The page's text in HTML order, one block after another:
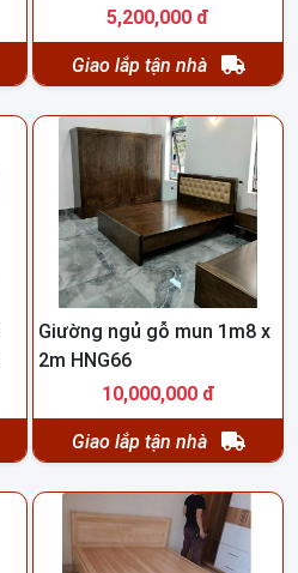
5,200,000 đ
Giao lắp tận nhà
Giường ngủ gỗ mun 1m8 x
2m HNG66
10,000,000 đ
Giao lắp tận nhà